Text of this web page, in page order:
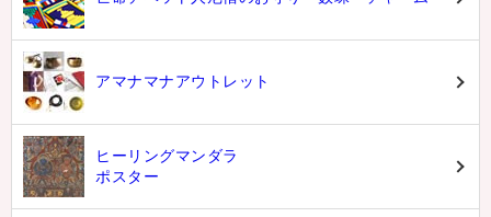
アマナマナアウトレット
ヒーリングマンダラ
ポスター